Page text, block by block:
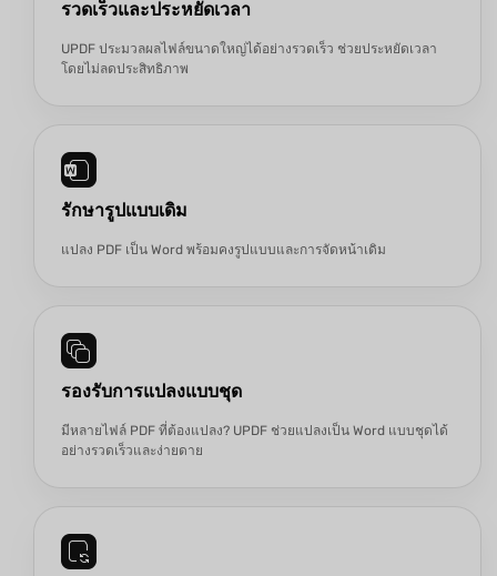
รวดเร็วและประหยัดเวลา
UPDF ประมวลผลไฟล์ขนาดใหญ่ได้อย่างรวดเร็ว ช่วยประหยัดเวลา
โดยไม่ลดประสิทธิภาพ
รักษารูปแบบเดิม
แปลง PDF เป็น Word พร้อมคงรูปแบบและการจัดหน้าเดิม
รองรับการแปลงแบบชุด
มีหลายไฟล์ PDF ที่ต้องแปลง? UPDF ช่วยแปลงเป็น Word แบบชุดได้
อย่างรวดเร็วและง่ายดาย